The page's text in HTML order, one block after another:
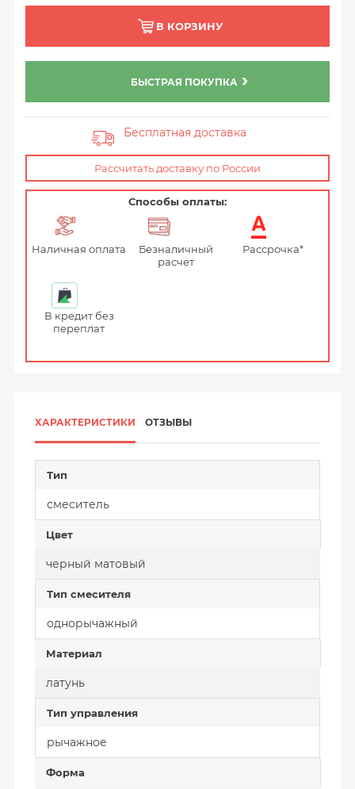
В КОРЗИНУ
БЫСТРАЯ ПОКУПКА
Бесплатная доставка
Рассчитать доставку по России
Способы оплаты:
Наличная оплата
Безналичный
расчет
Рассрочка*
В кредит без
переплат
ХАРАКТЕРИСТИКИ ОТЗЫВЫ
Тип
смеситель
Цвет
черный матовый
Тип смесителя
однорычажный
Материал
латунь
Тип управления
рычажное
Форма